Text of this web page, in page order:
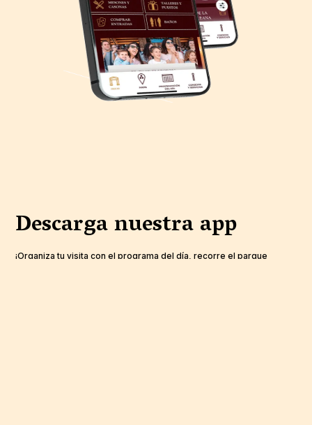
Descarga nuestra app
¡Organiza tu visita con el programa del día, recorre el parque